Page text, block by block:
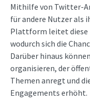
Mithilfe von Twitter-
für andere Nutzer als
Plattform leitet diese
wodurch sich die
Darüber hinaus
organisieren, der
Themen anregt und
Engagements erhöht.